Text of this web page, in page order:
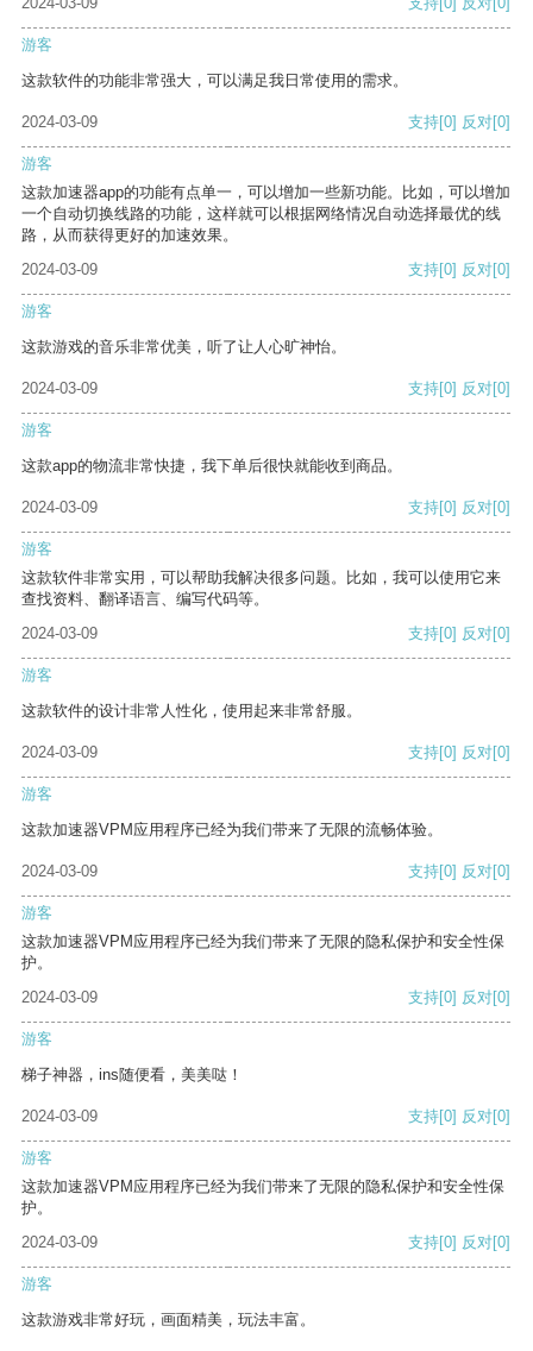
游客
这款软件的功能非常强大，可以满足我日常使用的需求。
2024-03-09 支持[0] 反对[0]
游客
这款加速器app的功能有点单一，可以增加一些新功能。比如，可以增加
一个自动切换线路的功能，这样就可以根据网络情况自动选择最优的线
路，从而获得更好的加速效果。
2024-03-09
支持[0] 反对[0]
游客
这款游戏的音乐非常优美，听了让人心旷神怡。
2024-03-09 支持[0] 反对[0]
游客
这款app的物流非常快捷，我下单后很快就能收到商品。
2024-03-09 支持[0] 反对[0]
游客
这款软件非常实用，可以帮助我解决很多问题。比如，我可以使用它来
查找资料、翻译语言、编写代码等。
2024-03-09
支持[0] 反对[0]
游客
这款软件的设计非常人性化，使用起来非常舒服。
2024-03-09 支持[0] 反对[0]
游客
这款加速器VPM应用程序已经为我们带来了无限的流畅体验。
2024-03-09 支持[0] 反对[0]
游客
这款加速器VPM应用程序已经为我们带来了无限的隐私保护和安全性保
护。
2024-03-09
支持[0] 反对[0]
游客
梯子神器，ins随便看，美美哒！
2024-03-09 支持[0] 反对[0]
游客
这款加速器VPM应用程序已经为我们带来了无限的隐私保护和安全性保
护。
2024-03-09
支持[0] 反对[0]
游客
这款游戏非常好玩，画面精美，玩法丰富。